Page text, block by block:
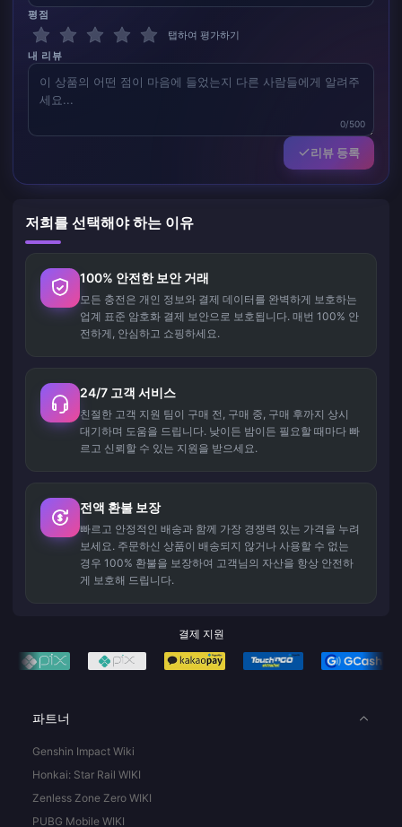
평점
탭하여 평가하기
내 리뷰
0/500
리뷰 등록
저희를 선택해야 하는 이유
100% 안전한 보안 거래
모든 충전은 개인 정보와 결제 데이터를 완벽하게 보호하는
업계 표준 암호화 결제 보안으로 보호됩니다. 매번 100% 안
전하게, 안심하고 쇼핑하세요.
24/7 고객 서비스
친절한 고객 지원 팀이 구매 전, 구매 중, 구매 후까지 상시
대기하며 도움을 드립니다. 낮이든 밤이든 필요할 때마다 빠
르고 신뢰할 수 있는 지원을 받으세요.
전액 환불 보장
빠르고 안정적인 배송과 함께 가장 경쟁력 있는 가격을 누려
보세요. 주문하신 상품이 배송되지 않거나 사용할 수 없는
경우 100% 환불을 보장하여 고객님의 자산을 항상 안전하
게 보호해 드립니다.
결제 지원
파트너
Genshin Impact Wiki
Honkai: Star Rail WIKI
Zenless Zone Zero WIKI
PUBG Mobile WIKI